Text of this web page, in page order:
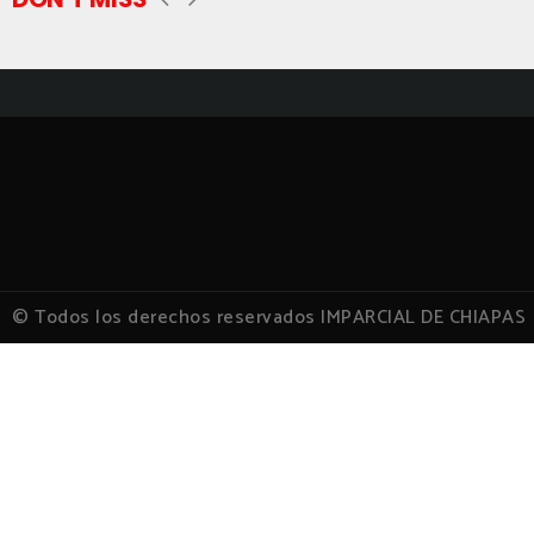
© Todos los derechos reservados IMPARCIAL DE CHIAPAS